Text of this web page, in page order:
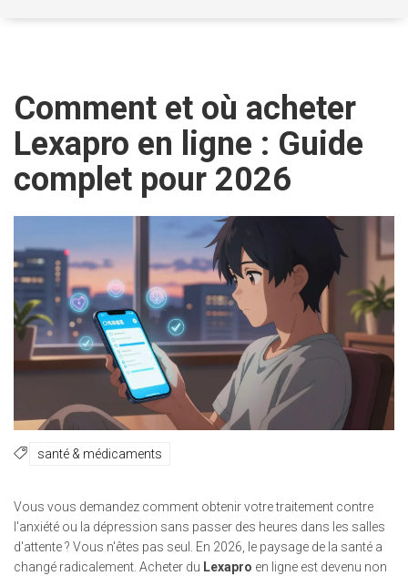
Comment et où acheter
Lexapro en ligne : Guide
complet pour 2026
santé & médicaments
Vous vous demandez comment obtenir votre traitement contre
l'anxiété ou la dépression sans passer des heures dans les salles
d'attente ? Vous n'êtes pas seul. En 2026, le paysage de la santé a
changé radicalement. Acheter du Lexapro en ligne est devenu non